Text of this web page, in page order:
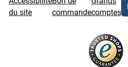
du site
commandecomptes